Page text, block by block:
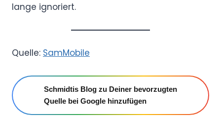
lange ignoriert.
Quelle: SamMobile
Schmidtis Blog zu Deiner bevorzugten
Quelle bei Google hinzufügen